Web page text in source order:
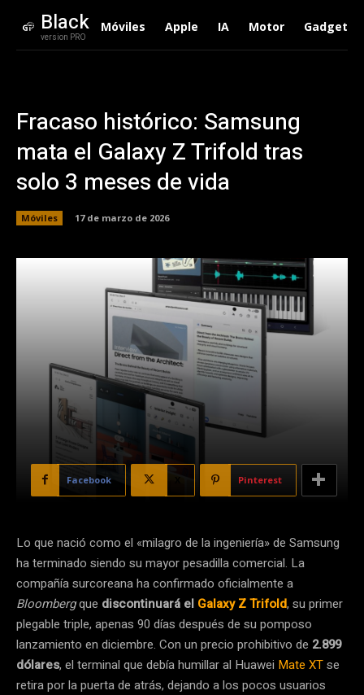
Black
version PRO
Móviles Apple IA Motor Gadgets
Fracaso histórico: Samsung
mata el Galaxy Z Trifold tras
solo 3 meses de vida
Móviles 17 de marzo de 2026
Facebook Pinterest
Lo que nació como el «milagro de la ingeniería» de Samsung
ha terminado siendo su mayor pesadilla comercial. La
compañía surcoreana ha confirmado oficialmente a
Bloombergque discontinuará el Galaxy Z Trifold, su primer
plegable triple, apenas 90 días después de su pomposo
lanzamiento en diciembre. Con un precio prohibitivo de 2.899
dólares, el terminal que debía humillar al Huawei Mate XTse
retira por la puerta de atrás, dejando a los pocos usuarios